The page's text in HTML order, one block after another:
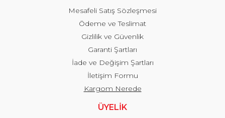
Mesafeli Satış Sözleşmesi
Ödeme ve Teslimat
Gizlilik ve Güvenlik
Garanti Şartları
İade ve Değişim Şartları
İletişim Formu
Kargom Nerede
ÜYELİK